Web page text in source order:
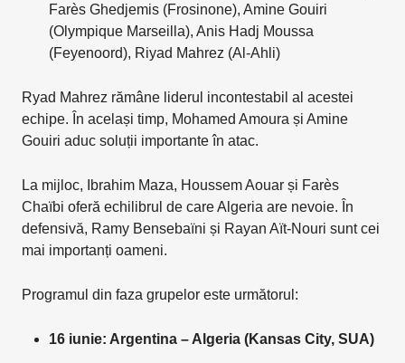
Farès Ghedjemis (Frosinone), Amine Gouiri
(Olympique Marseilla), Anis Hadj Moussa
(Feyenoord), Riyad Mahrez (Al-Ahli)
Ryad Mahrez rămâne liderul incontestabil al acestei
echipe. În același timp, Mohamed Amoura și Amine
Gouiri aduc soluții importante în atac.
La mijloc, Ibrahim Maza, Houssem Aouar și Farès
Chaïbi oferă echilibrul de care Algeria are nevoie. În
defensivă, Ramy Bensebaïni și Rayan Aït-Nouri sunt cei
mai importanți oameni.
Programul din faza grupelor este următorul:
16 iunie: Argentina – Algeria (Kansas City, SUA)